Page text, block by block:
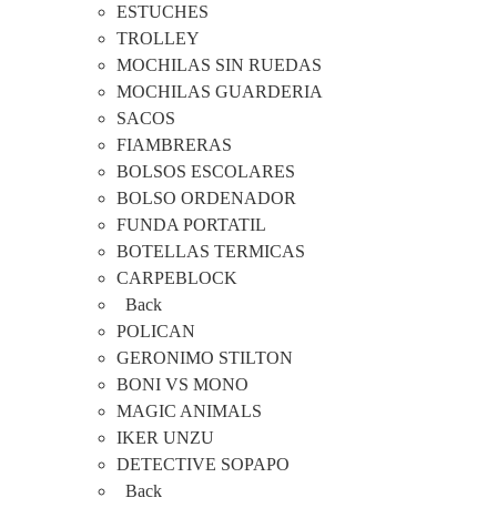
ESTUCHES
TROLLEY
MOCHILAS SIN RUEDAS
MOCHILAS GUARDERIA
SACOS
FIAMBRERAS
BOLSOS ESCOLARES
BOLSO ORDENADOR
FUNDA PORTATIL
BOTELLAS TERMICAS
CARPEBLOCK
Back
POLICAN
GERONIMO STILTON
BONI VS MONO
MAGIC ANIMALS
IKER UNZU
DETECTIVE SOPAPO
Back